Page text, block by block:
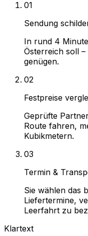
01
Sendung
In rund 4
Österreich soll
genügen.
02
Festpreise
Geprüfte
Route fahren,
Kubikmetern.
03
Termin &
Sie wählen das
Liefertermine,
Leerfahrt zu
Klartext